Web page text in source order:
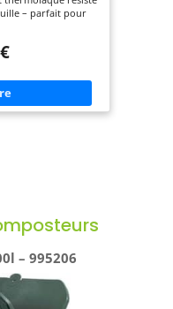
– parfait pour
avec éléments
optimale pour
grillagée ouverte
– pour une
des déchets de
– 995206